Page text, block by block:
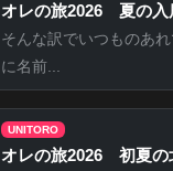
オレの旅2026 夏の入
そんな訳でいつものあ
に名前...
UNITORO
オレの旅2026 初夏の